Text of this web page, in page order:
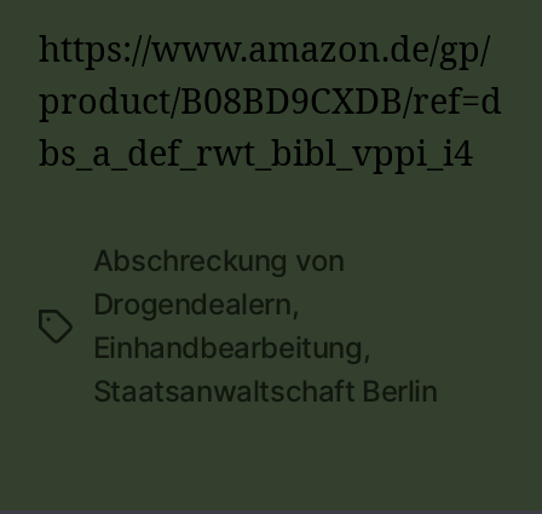
https://www.amazon.de/gp/
product/B08BD9CXDB/ref=d
bs_a_def_rwt_bibl_vppi_i4
Schlagwörter
Abschreckung von
Drogendealern,
Einhandbearbeitung,
Staatsanwaltschaft Berlin